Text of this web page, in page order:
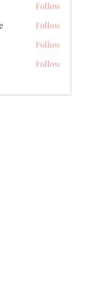
Follow
Follow
Follow
Follow